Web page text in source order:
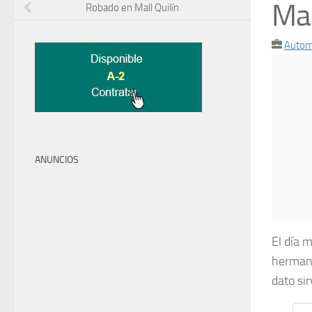
El día
dato
Robado en Mall Quilín
ANUNCIOS